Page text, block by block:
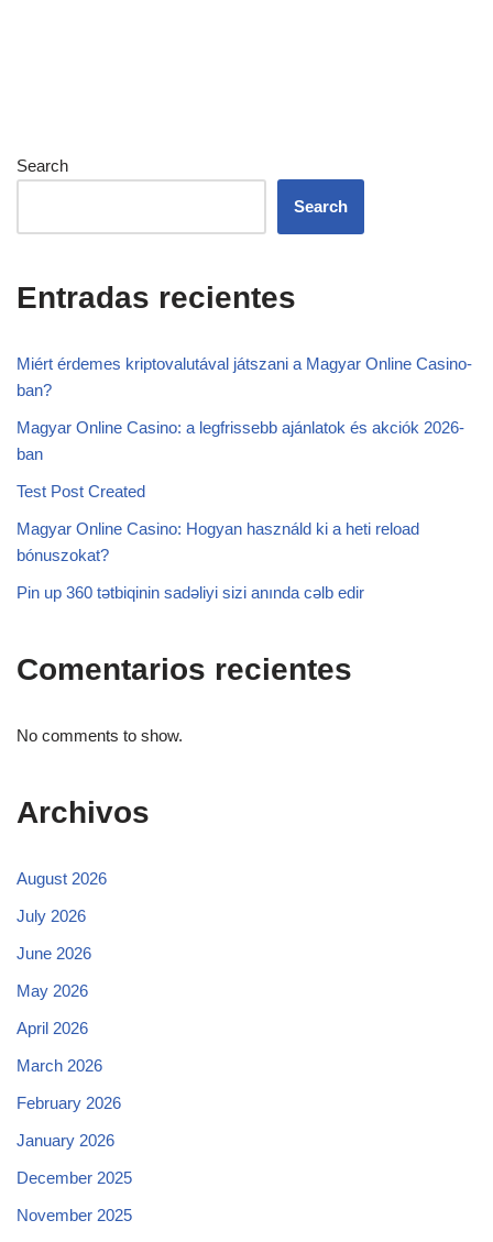
Search
Search
Entradas recientes
Miért érdemes kriptovalutával játszani a Magyar Online Casino-
ban?
Magyar Online Casino: a legfrissebb ajánlatok és akciók 2026-
ban
Test Post Created
Magyar Online Casino: Hogyan használd ki a heti reload
bónuszokat?
Pin up 360 tətbiqinin sadəliyi sizi anında cəlb edir
Comentarios recientes
No comments to show.
Archivos
August 2026
July 2026
June 2026
May 2026
April 2026
March 2026
February 2026
January 2026
December 2025
November 2025